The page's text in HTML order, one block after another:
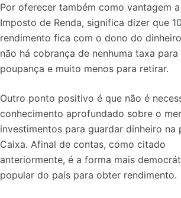
Por oferecer também como vantagem
Imposto de Renda, significa dizer que
rendimento fica com o dono do
não há cobrança de nenhuma taxa para
poupança e muito menos para retirar.
Outro ponto positivo é que não é
conhecimento aprofundado sobre o
investimentos para guardar dinheiro na
Caixa. Afinal de contas, como citado
anteriormente, é a forma mais
popular do país para obter rendimento.